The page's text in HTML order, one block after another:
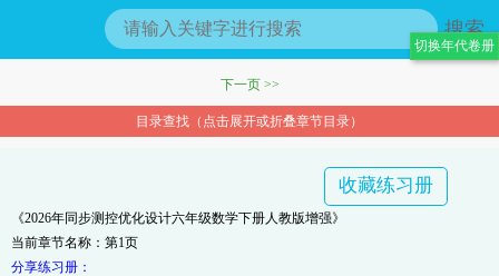
搜索
下一页 >>
目录查找（点击展开或折叠章节目录）
收藏练习册
《2026年同步测控优化设计六年级数学下册人教版增强》
当前章节名称：第1页
分享练习册：
切换年代卷册